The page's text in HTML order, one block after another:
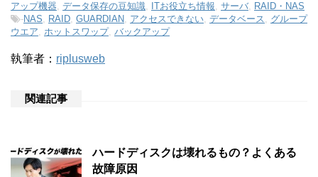
アップ機器, データ保存の豆知識, ITお役立ち情報, サーバ, RAID・NAS
-NAS, RAID, GUARDIAN, アクセスできない, データベース, グループ
ウエア, ホットスワップ, バックアップ
執筆者： riplusweb
関連記事
ハードディスクは壊れるもの？よくある
故障原因